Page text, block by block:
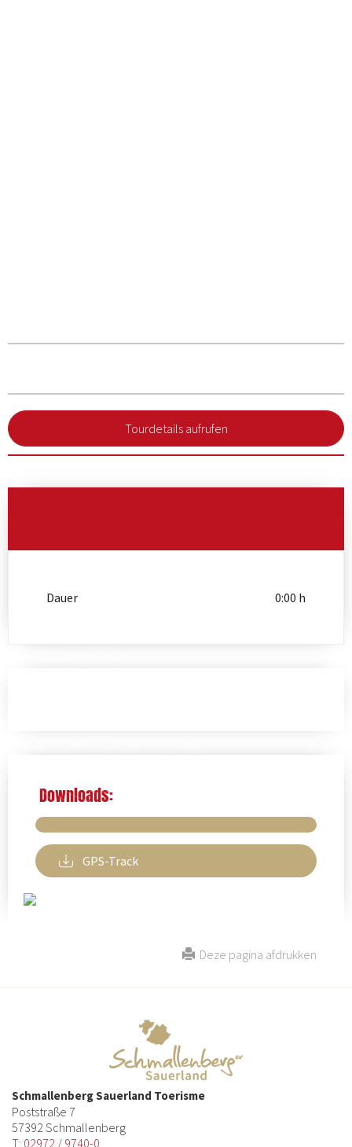
Tourdetails aufrufen
Dauer 0:00 h
Downloads:
GPS-Track
Deze pagina afdrukken
Schmallenberg Sauerland Toerisme
Poststraße 7
57392 Schmallenberg
T: 02972 / 9740-0